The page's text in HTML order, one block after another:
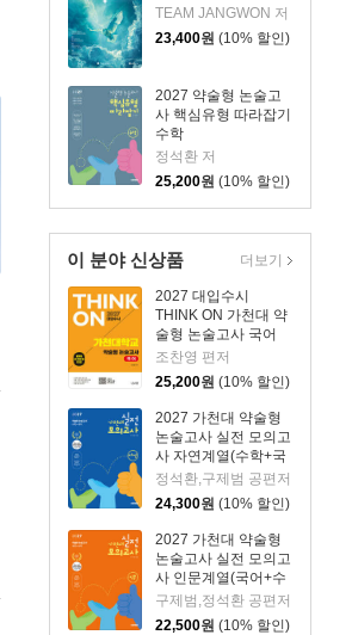
TEAM JANGWON 저
23,400원 (10% 할인)
2027 약술형 논술고
사 핵심유형 따라잡기
수학
정석환 저
25,200원 (10% 할인)
이 분야 신상품
2027 대입수시
THINK ON 가천대 약
술형 논술고사 국어
조찬영 편저
25,200원 (10% 할인)
2027 가천대 약술형
논술고사 실전 모의고
사 자연계열(수학+국
어)
정석환,구제범 공편저
24,300원 (10% 할인)
2027 가천대 약술형
논술고사 실전 모의고
사 인문계열(국어+수
학)
구제범,정석환 공편저
22,500원 (10% 할인)
더보기